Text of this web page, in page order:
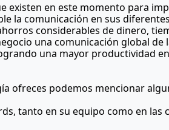
existen en este momento para
la comunicación en sus
considerables de dinero,
una comunicación global de
una mayor productividad
ofreces podemos mencionar
tanto en su equipo como en las